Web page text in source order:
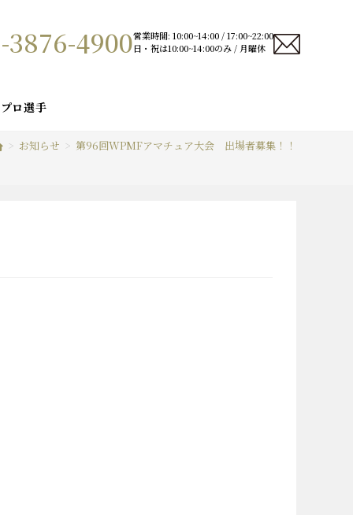
3876-4900営業時間: 10:00~14:00 / 17:00~22:00
日・祝は10:00~14:00のみ / 月曜休
プロ選手
> お知らせ > 第96回WPMFアマチュア大会 出場者募集！！